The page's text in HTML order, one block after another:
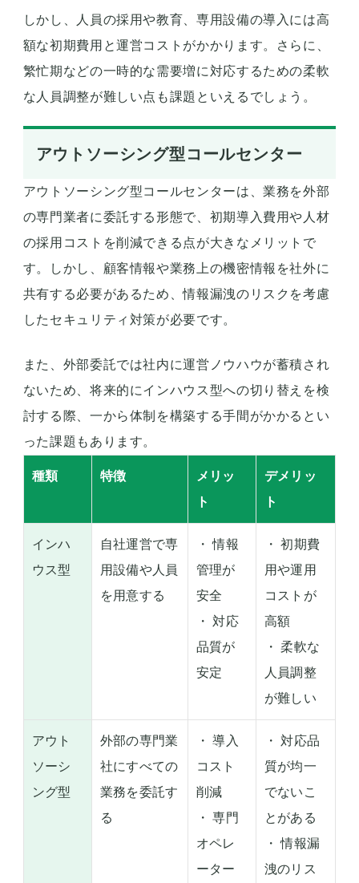
しかし、人員の採用や教育、専用設備の導入には高
額な初期費用と運営コストがかかります。さらに、
繁忙期などの一時的な需要増に対応するための柔軟
な人員調整が難しい点も課題といえるでしょう。
アウトソーシング型コールセンター
アウトソーシング型コールセンターは、業務を外部
の専門業者に委託する形態で、初期導入費用や人材
の採用コストを削減できる点が大きなメリットで
す。しかし、顧客情報や業務上の機密情報を社外に
共有する必要があるため、情報漏洩のリスクを考慮
したセキュリティ対策が必要です。
また、外部委託では社内に運営ノウハウが蓄積され
ないため、将来的にインハウス型への切り替えを検
討する際、一から体制を構築する手間がかかるとい
った課題もあります。
種類 特徴
メリッ
ト
デメリッ
ト
インハ
ウス型
自社運営で専
用設備や人員
を用意する
・ 情報
管理が
安全
・ 対応
品質が
安定
・ 初期費
用や運用
コストが
高額
・ 柔軟な
人員調整
が難しい
アウト
ソーシ
ング型
外部の専門業
社にすべての
業務を委託す
る
・ 導入
コスト
削減
・ 専門
オペレ
ーター
・ 対応品
質が均一
でないこ
とがある
・ 情報漏
洩のリス